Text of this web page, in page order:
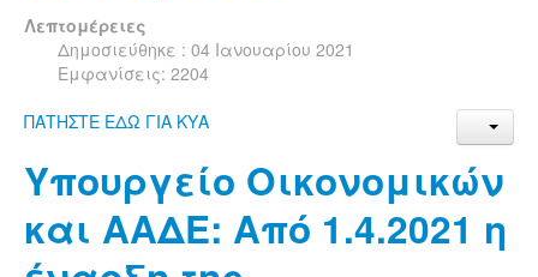
Λεπτομέρειες
Δημοσιεύθηκε : 04 Ιανουαρίου 2021
Εμφανίσεις: 2204
ΠΑΤΗΣΤΕ ΕΔΩ ΓΙΑ ΚΥΑ
Υπουργείο Οικονομικών
και ΑΑΔΕ: Από 1.4.2021 η